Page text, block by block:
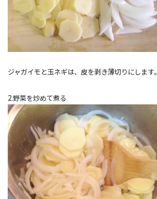
ジャガイモと玉ネギは、皮を剥き薄切りにします。
2.野菜を炒めて煮る